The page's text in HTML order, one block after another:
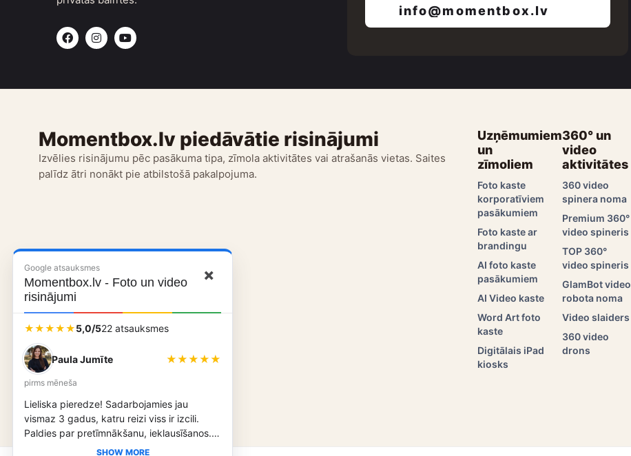
F
a
c
o
I
n
s
g
Y
o
u
b
info@momentbox.lv
Momentbox.lv piedāvātie risinājumi
Izvēlies risinājumu pēc pasākuma tipa, zīmola aktivitātes vai atrašanās vietas. Saites
palīdz ātri nonākt pie atbilstošā pakalpojuma.
Uzņēmumiem
un
zīmoliem
Foto kaste
korporatīviem
pasākumiem
Foto kaste ar
brandingu
AI foto kaste
pasākumiem
AI Video kaste
Word Art foto
kaste
Digitālais iPad
kiosks
360° un
video
aktivitātes
360 video
spinera noma
Premium 360°
video spineris
TOP 360°
video spineris
GlamBot video
robota noma
Video slaiders
360 video
drons
Google atsauksmes
Momentbox.lv - Foto un video
risinājumi
×
★★★★★5,0/522 atsauksmes
Paula Jumīte ★★★★★
pirms mēneša
Lieliska pieredze! Sadarbojamies jau
vismaz 3 gadus, katru reizi viss ir izcili.
Paldies par pretīmnākšanu, ieklausīšanos.
Cenas ir ļoti demokrātiskas. Noteikti iesaku!
SHOW MORE